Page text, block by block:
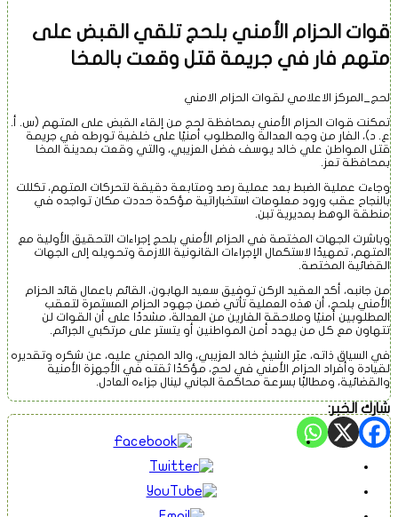
مقالات وأراء
تقارير
فيديــــو
انفوجــراف
مـن نــحــن
اتــصــل بـنــا
قوات الحزام الأمني بلحج تلقي القبض على
متهم فار في جريمة قتل وقعت بالمخا
لحج_المركز الاعلامي لقوات الحزام الامني
تمكنت قوات الحزام الأمني بمحافظة لحج من إلقاء القبض على المتهم (س. أ.
ع. د)، الفار من وجه العدالة والمطلوب أمنيًا على خلفية تورطه في جريمة
قتل المواطن علي خالد يوسف فضل العزيبي، والتي وقعت بمدينة المخا
بمحافظة تعز.
وجاءت عملية الضبط بعد عملية رصد ومتابعة دقيقة لتحركات المتهم، تكللت
بالنجاح عقب ورود معلومات استخباراتية مؤكدة حددت مكان تواجده في
منطقة الوهط بمديرية تبن.
وباشرت الجهات المختصة في الحزام الأمني بلحج إجراءات التحقيق الأولية مع
المتهم، تمهيدًا لاستكمال الإجراءات القانونية اللازمة وتحويله إلى الجهات
القضائية المختصة.
من جانبه، أكد العقيد الركن توفيق سعيد الهابون، القائم باعمال قائد الحزام
الأمني بلحج، أن هذه العملية تأتي ضمن جهود الحزام المستمرة لتعقب
المطلوبين أمنيًا وملاحقة الفارين من العدالة، مشددًا على أن القوات لن
تتهاون مع كل من يهدد أمن المواطنين أو يتستر على مرتكبي الجرائم.
في السياق ذاته، عبّر الشيخ خالد العزيبي، والد المجني عليه، عن شكره وتقديره
لقيادة وأفراد الحزام الأمني في لحج، مؤكدًا ثقته في الأجهزة الأمنية
والقضائية، ومطالبًا بسرعة محاكمة الجاني لينال جزاءه العادل.
شارك الخبر: